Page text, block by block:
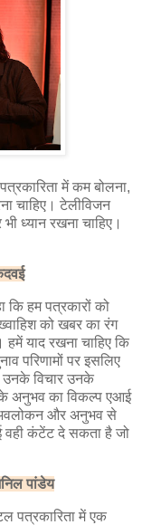
में कम बोलना,
चाहिए। टेलीविजन
ध्यान रखना चाहिए।
कि हम पत्रकारों को
को खबर का रंग
याद रखना चाहिए कि
परिणामों पर इसलिए
उनके विचार उनके
के अनुभव का विकल्प एआई
और अनुभव से
कंटेंट दे सकता है जो
पांडेय
पत्रकारिता में एक